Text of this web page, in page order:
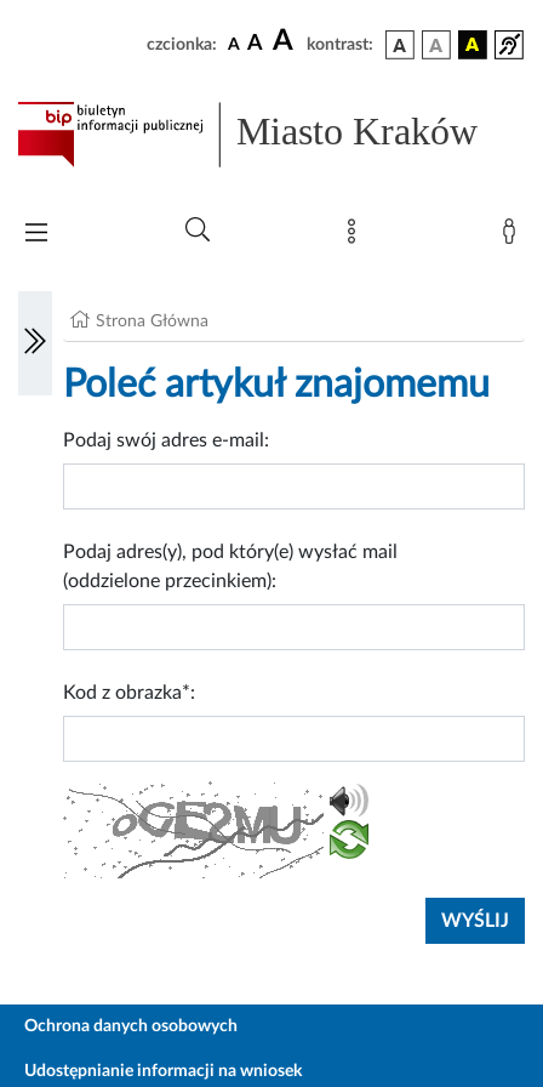
czcionka: A A A kontrast:
Miasto Kraków
Strona Główna
Poleć artykuł znajomemu
Podaj swój adres e-mail:
Podaj adres(y), pod który(e) wysłać mail
(oddzielone przecinkiem):
Kod z obrazka*:
Ochrona danych osobowych
Udostępnianie informacji na wniosek